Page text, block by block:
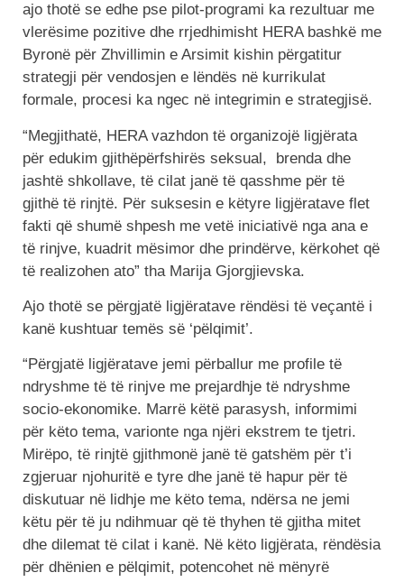
ajo thotë se edhe pse pilot-programi ka rezultuar me
vlerësime pozitive dhe rrjedhimisht HERA bashkë me
Byronë për Zhvillimin e Arsimit kishin përgatitur
strategji për vendosjen e lëndës në kurrikulat
formale, procesi ka ngec në integrimin e strategjisë.
“Megjithatë, HERA vazhdon të organizojë ligjërata
për edukim gjithëpërfshirës seksual, brenda dhe
jashtë shkollave, të cilat janë të qasshme për të
gjithë të rinjtë. Për suksesin e këtyre ligjëratave flet
fakti që shumë shpesh me vetë iniciativë nga ana e
të rinjve, kuadrit mësimor dhe prindërve, kërkohet që
të realizohen ato” tha Marija Gjorgjievska.
Ajo thotë se përgjatë ligjëratave rëndësi të veçantë i
kanë kushtuar temës së ‘pëlqimit’.
“Përgjatë ligjëratave jemi përballur me profile të
ndryshme të të rinjve me prejardhje të ndryshme
socio-ekonomike. Marrë këtë parasysh, informimi
për këto tema, varionte nga njëri ekstrem te tjetri.
Mirëpo, të rinjtë gjithmonë janë të gatshëm për t’i
zgjeruar njohuritë e tyre dhe janë të hapur për të
diskutuar në lidhje me këto tema, ndërsa ne jemi
këtu për të ju ndihmuar që të thyhen të gjitha mitet
dhe dilemat të cilat i kanë. Në këto ligjërata, rëndësia
për dhënien e pëlqimit, potencohet në mënyrë